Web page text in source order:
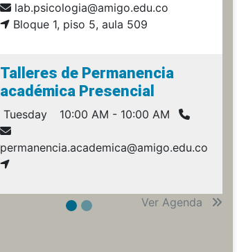
lab.psicologia@amigo.edu.co
Bloque 1, piso 5, aula 509
Talleres de Permanencia
académica Presencial
Tuesday 10:00 AM - 10:00 AM
permanencia.academica@amigo.edu.co
Ver Agenda